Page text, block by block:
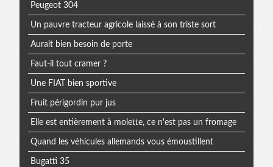
Peugeot 304
Un pauvre tracteur agricole laissé à son triste sort
Aurait bien besoin de porte
Faut-il tout cramer ?
Une FIAT bien sportive
Fruit périgordin pur jus
Elle est entièrement à molette, ce n'est pas un fromage
Quand les véhicules allemands vous émoustillent
Bugatti 35